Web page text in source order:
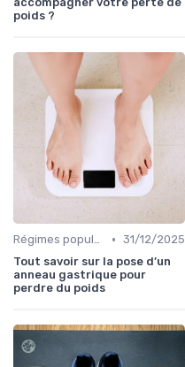
poids ?
Régimes populaires • 31/12/2025
Tout savoir sur la pose d’un
anneau gastrique pour
perdre du poids